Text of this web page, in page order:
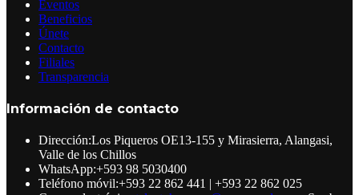
Eventos
Beneficios
Únete
Contacto
Filiales
Transparencia
Información de contacto
Dirección:Los Piqueros OE13-155 y Mirasierra, Alangasi,
Valle de los Chillos
WhatsApp:+593 98 5030400
Teléfono móvil:+593 22 862 441 | +593 22 862 025